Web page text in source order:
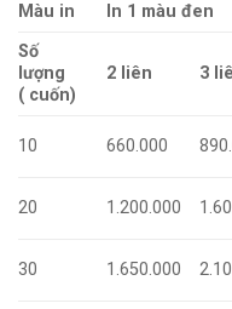
Màu in In 1 màu đen
Số
lượng
( cuốn)
2 liên 3
10 660.000
20 1.200.000
30 1.650.000